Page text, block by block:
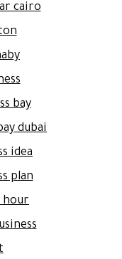
cairo
bay
dubai
idea
plan
hour